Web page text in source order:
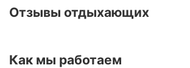
Отзывы отдыхающих
Как мы работаем